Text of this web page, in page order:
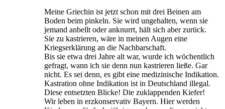
Meine Griechin ist jetzt schon mit drei Beinen am
Boden beim pinkeln. Sie wird ungehalten, wenn sie
jemand anbellt oder anknurrt, hält sich aber zurück.
Sie zu kastrieren, wäre in meinen Augen eine
Kriegserklärung an die Nachbarschaft.
Bis sie etwa drei Jahre alt war, wurde ich wöchentlich
gefragt, wann ich sie denn nun kastrieren ließe. Gar
nicht. Es sei denn, es gibt eine medizinische Indikation.
Kastration ohne Indikation ist in Deutschland illegal.
Diese entsetzten Blicke! Die zuklappenden Kiefer!
Wir leben in erzkonservativ Bayern. Hier werden